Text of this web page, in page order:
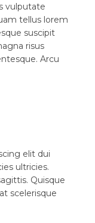
vulputate
tellus lorem
suscipit
risus
Arcu
elit dui
ultricies.
Quisque
scelerisque